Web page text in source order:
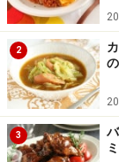
2
3